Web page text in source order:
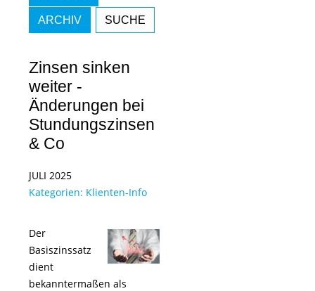
ARCHIV SUCHE
Zinsen sinken
weiter -
Änderungen bei
Stundungszinsen
& Co
JULI 2025
Kategorien: Klienten-Info
Der
Basiszinssatz
dient
bekanntermaßen als